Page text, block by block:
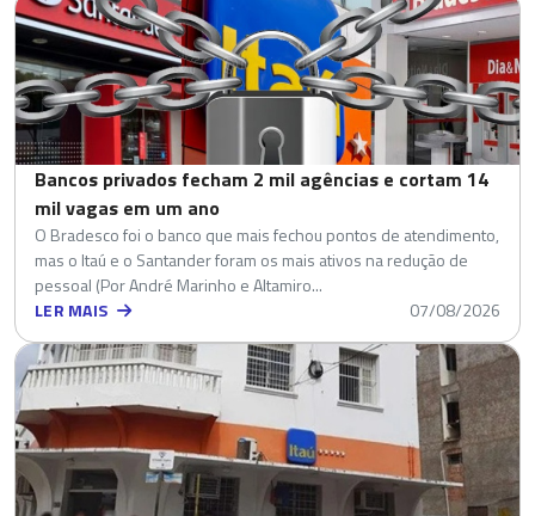
Bancos privados fecham 2 mil agências e cortam 14
mil vagas em um ano
O Bradesco foi o banco que mais fechou pontos de atendimento,
mas o Itaú e o Santander foram os mais ativos na redução de
pessoal (Por André Marinho e Altamiro...
LER MAIS
07/08/2026